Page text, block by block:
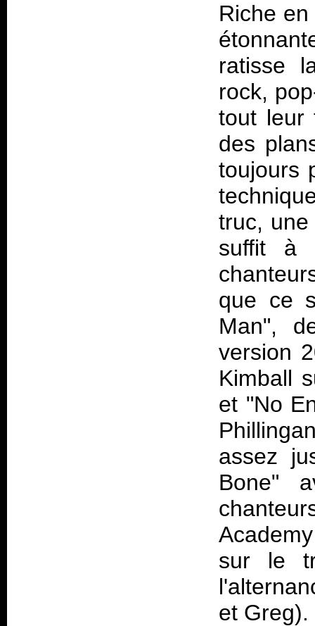
Riche
ratisse
rock,
tout leur
des
toujours
truc,
suffit à
que ce
Man",
version
Kimball
et "No
assez
Bone"
sur le
et Greg).